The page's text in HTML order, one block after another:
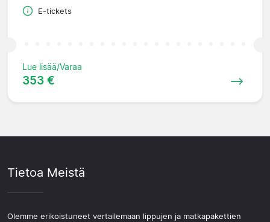
E-tickets
Lue lisää/Varaa
353 €
Tietoa Meistä
Olemme erikoistuneet vertailemaan lippujen ja matkapakettien